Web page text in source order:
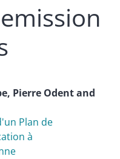
, Pierre Odentand
Plan de
à